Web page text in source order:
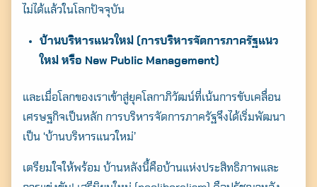
ไม่ได้แล้วในโลกปัจจุบัน
บ้านบริหารแนวใหม่ (การบริหารจัดการภาครัฐแนว
ใหม่ หรือ New Public Management)
และเมื่อโลกของเราเข้าสู่ยุคโลกาภิวัฒน์ที่เน้นการขับเคลื่อน
เศรษฐกิจเป็นหลัก การบริหารจัดการภาครัฐจึงได้เริ่มพัฒนา
เป็น ‘บ้านบริหารแนวใหม่’
เตรียมใจให้พร้อม บ้านหลังนี้คือบ้านแห่งประสิทธิภาพและ